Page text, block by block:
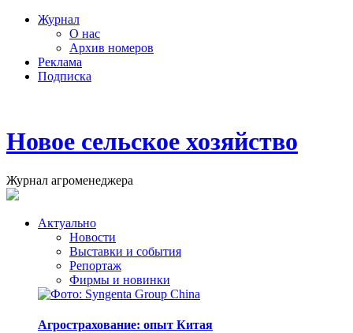
Журнал
О нас
Архив номеров
Реклама
Подписка
Новое сельское хозяйство
Журнал агроменеджера
Актуально
Новости
Выставки и события
Репортаж
Фирмы и новинки
Агрострахование: опыт Китая